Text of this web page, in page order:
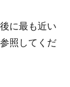
に最も近い
照してくだ